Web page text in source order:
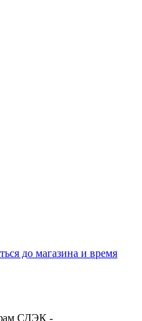
до магазина и время
СДЭК -